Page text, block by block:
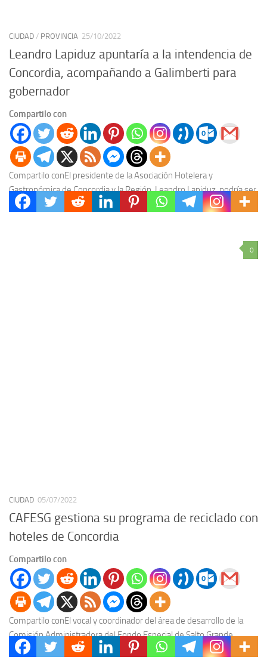
CIUDAD / PROVINCIA 25/10/2022
Leandro Lapiduz apuntaría a la intendencia de
Concordia, acompañando a Galimberti para
gobernador
Compartilo con
Compartilo conEl presidente de la Asociación Hotelera y
Gastronómica de Concordia y la Región, Leandro Lapiduz, podría ser
el precandidato a intendente de Concordia con...
0
CIUDAD 05/07/2022
CAFESG gestiona su programa de reciclado con
hoteles de Concordia
Compartilo con
Compartilo conEl vocal y coordinador del área de desarrollo de la
Comisión Administradora del Fondo Especial de Salto Grande
(CAFESG), Eduardo Asueta, mantuvo una reunión...